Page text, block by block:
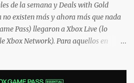
de la semana y Deals with Gold
no existen más y ahora más que nada
Pass) llegaron a Xbox Live (lo
Xbox Network). Para aquellos en
compartido en Windows PC y